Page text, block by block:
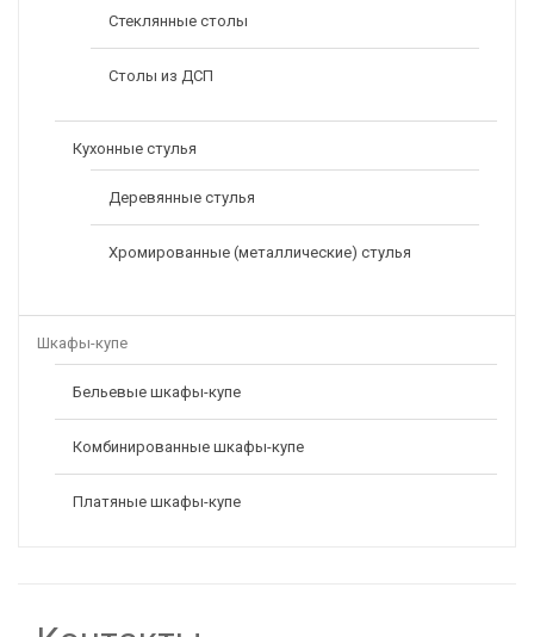
Стеклянные столы
Столы из ДСП
Кухонные стулья
Деревянные стулья
Хромированные (металлические) стулья
Шкафы-купе
Бельевые шкафы-купе
Комбинированные шкафы-купе
Платяные шкафы-купе